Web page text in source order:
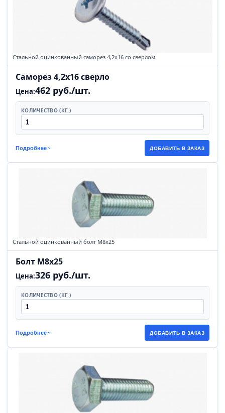
Стальной оцинкованный саморез 4,2х16 со сверлом
Саморез 4,2х16 сверло
Цена:462 руб./шт.
КОЛИЧЕСТВО (КГ.)
Подробнее ДОБАВИТЬ В ЗАКАЗ
Стальной оцинкованный болт М8х25
Болт М8х25
Цена:326 руб./шт.
КОЛИЧЕСТВО (КГ.)
Подробнее ДОБАВИТЬ В ЗАКАЗ